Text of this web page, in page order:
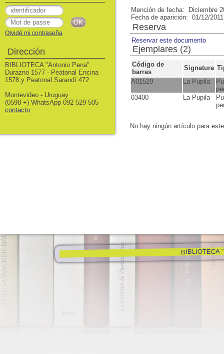
Mención de fecha: Diciembre
Fecha de aparición: 01/12/2011
Reserva
Reservar este documento
Ejemplares (2)
Código de
barras
Signatura
A01529
La Pupila
03400
La Pupila
No hay ningún artículo para
BIBLIOTECA
Olvidé mi contraseña
Dirección
BIBLIOTECA "Antonio Pena"
Durazno 1577 - Peatonal Encina
1578 y Peatonal Sarandí 472
Montevideo - Uruguay
(0598 +) WhatsApp 092 529 505
contacto